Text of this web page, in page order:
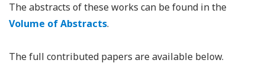
The abstracts of these works can be found in the
Volume of Abstracts.
The full contributed papers are available below.